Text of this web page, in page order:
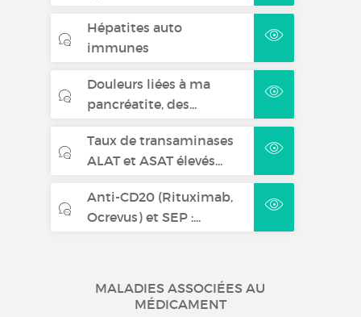
Hépatites auto
immunes
Douleurs liées à ma
pancréatite, des...
Taux de transaminases
ALAT et ASAT élevés...
Anti-CD20 (Rituximab,
Ocrevus) et SEP :...
MALADIES ASSOCIÉES AU
MÉDICAMENT